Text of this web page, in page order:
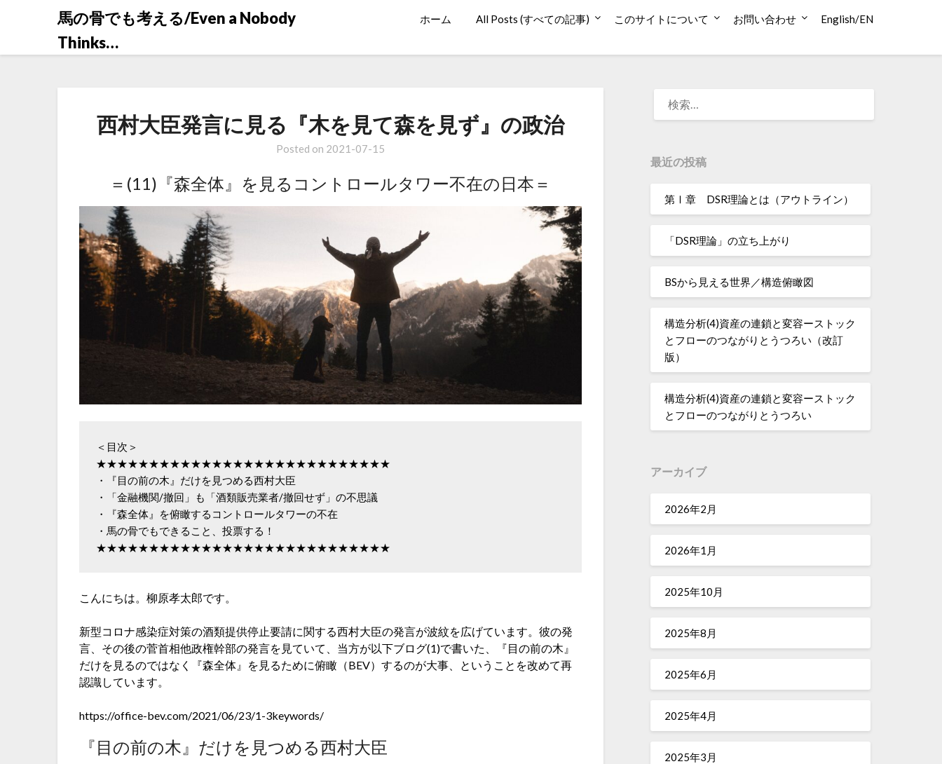
馬の骨でも考える/Even a Nobody
Thinks…
ホーム All Posts (すべての記事) このサイトについて お問い合わせ English/EN
西村大臣発言に見る『木を見て森を見ず』の政治
Posted on 2021-07-15
＝(11)『森全体』を見るコントロールタワー不在の日本＝
＜目次＞
★★★★★★★★★★★★★★★★★★★★★★★★★★★★
・『目の前の木』だけを見つめる西村大臣
・「金融機関/撤回」も「酒類販売業者/撤回せず」の不思議
・『森全体』を俯瞰するコントロールタワーの不在
・馬の骨でもできること、投票する！
★★★★★★★★★★★★★★★★★★★★★★★★★★★★
こんにちは。柳原孝太郎です。
新型コロナ感染症対策の酒類提供停止要請に関する西村大臣の発言が波紋を広げています。彼の発
言、その後の菅首相他政権幹部の発言を見ていて、当方が以下ブログ(1)で書いた、『目の前の木』
だけを見るのではなく『森全体』を見るために俯瞰（BEV）するのが大事、ということを改めて再
認識しています。
https://office-bev.com/2021/06/23/1-3keywords/
『目の前の木』だけを見つめる西村大臣
最近の投稿
第Ⅰ章 DSR理論とは（アウトライン）
「DSR理論」の立ち上がり
BSから見える世界／構造俯瞰図
構造分析(4)資産の連鎖と変容ーストック
とフローのつながりとうつろい（改訂
版）
構造分析(4)資産の連鎖と変容ーストック
とフローのつながりとうつろい
アーカイブ
2026年2月
2026年1月
2025年10月
2025年8月
2025年6月
2025年4月
2025年3月